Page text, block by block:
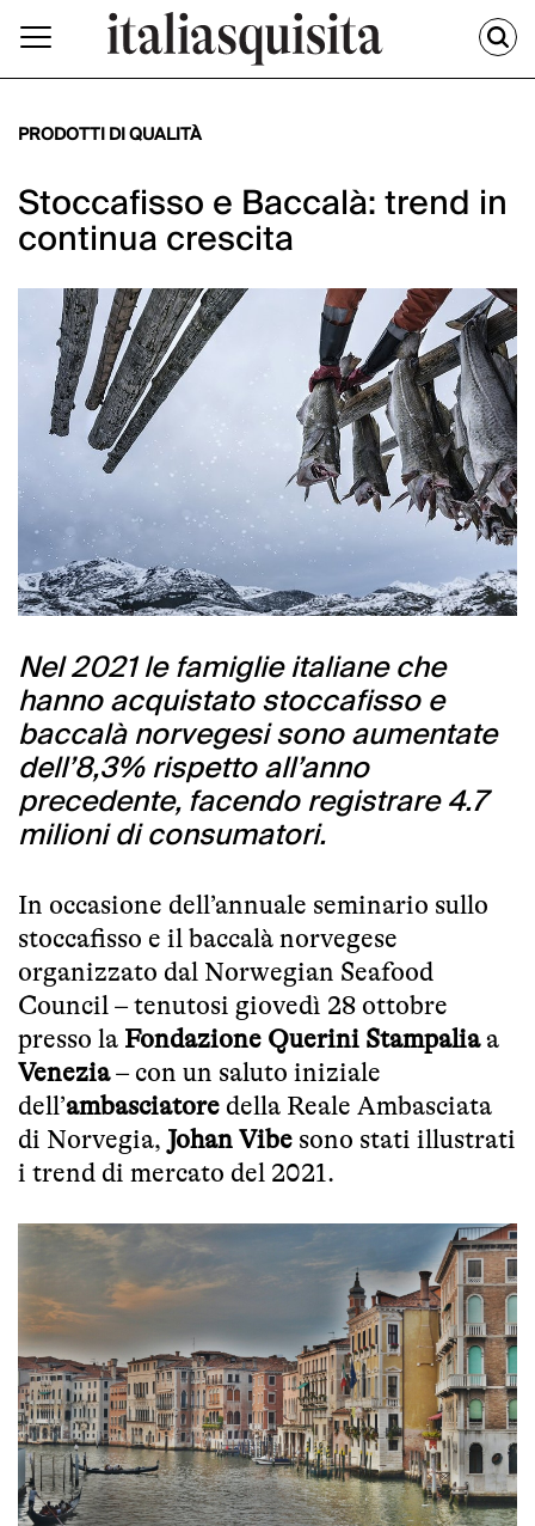
PRODOTTI DI QUALITÀ
Stoccafisso e Baccalà: trend in
continua crescita
Nel 2021 le famiglie italiane che
hanno acquistato stoccafisso e
baccalà norvegesi sono aumentate
dell’8,3% rispetto all’anno
precedente, facendo registrare 4.7
milioni di consumatori.
In occasione dell’annuale seminario sullo
stoccafisso e il baccalà norvegese
organizzato dal Norwegian Seafood
Council – tenutosi giovedì 28 ottobre
presso la Fondazione Querini Stampaliaa
Venezia– con un saluto iniziale
dell’ambasciatore della Reale Ambasciata
di Norvegia, Johan Vibe sono stati illustrati
i trend di mercato del 2021.